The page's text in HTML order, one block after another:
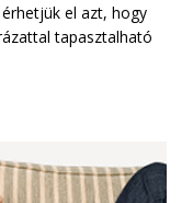
el azt, hogy
tapasztalható